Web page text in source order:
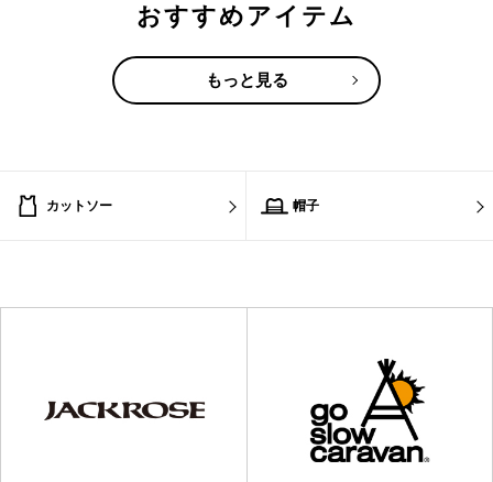
おすすめアイテム
もっと見る
カットソー 帽子